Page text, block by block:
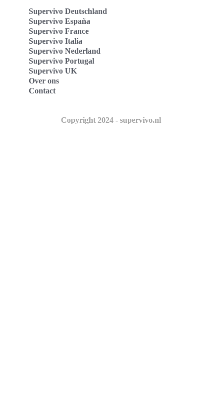
Supervivo Deutschland
Supervivo España
Supervivo France
Supervivo Italia
Supervivo Nederland
Supervivo Portugal
Supervivo UK
Over ons
Contact
Copyright 2024 - supervivo.nl